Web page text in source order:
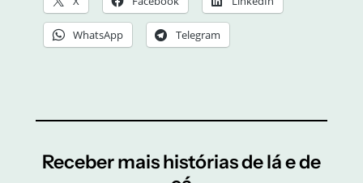
WhatsApp Telegram
Receber mais histórias de lá e de